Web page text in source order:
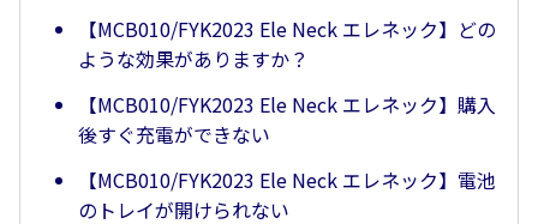
【MCB010/FYK2023 Ele Neck エレネック】どの
ような効果がありますか？
【MCB010/FYK2023 Ele Neck エレネック】購入
後すぐ充電ができない
【MCB010/FYK2023 Ele Neck エレネック】電池
のトレイが開けられない